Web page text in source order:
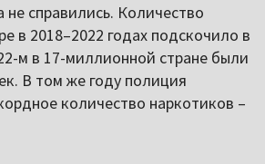
справились. Количество
в 2018–2022 годах подскочило в
м в 17-миллионной стране были
В том же году полиция
количество наркотиков –